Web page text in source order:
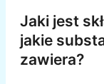
Jaki jest
jakie
zawiera?